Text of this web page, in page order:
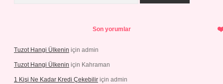
Son yorumlar
Tuzot Hangi Ülkenin için admin
Tuzot Hangi Ülkenin için Kahraman
1 Kişi Ne Kadar Kredi Çekebilir için admin